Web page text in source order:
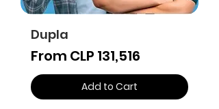
Dupla
From CLP 131,516
Sale Price
Add to Cart